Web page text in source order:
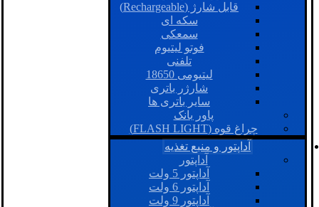
قابل شارژ (Rechargeable)
سکه ای
سمعکی
فوتو لیتیوم
تلفنی
لیتیومی 18650
شارژر باتری
سایر باتری ها
پاور بانک
چراغ قوه (FLASH LIGHT)
آداپتور و منبع تغذیه
آداپتور
آداپتور 5 ولت
آداپتور 6 ولت
آداپتور 9 ولت